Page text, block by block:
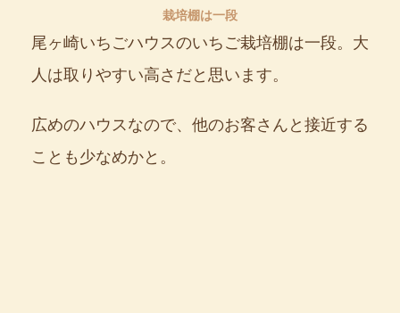
栽培棚は一段
尾ヶ崎いちごハウスのいちご栽培棚は一段。大
人は取りやすい高さだと思います。
広めのハウスなので、他のお客さんと接近する
ことも少なめかと。